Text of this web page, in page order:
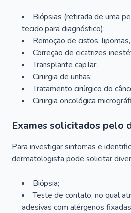
Biópsias (retirada de uma
tecido para diagnóstico);
Remoção de cistos,
Correção de cicatrizes
Transplante capilar;
Cirurgia de unhas;
Tratamento cirúrgico do
Cirurgia oncológica
Exames solicitados pelo
Para investigar sintomas e
dermatologista pode solicitar
Biópsia;
Teste de contato, no qual
adesivas com alérgenos